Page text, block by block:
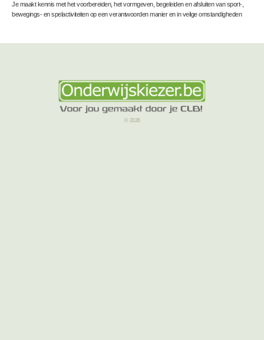
Je maakt kennis met het voorbereiden, het vormgeven, begeleiden en afsluiten van sport-,
bewegings- en spelactiviteiten op een verantwoorden manier en in veilge omstandigheden
© 2026